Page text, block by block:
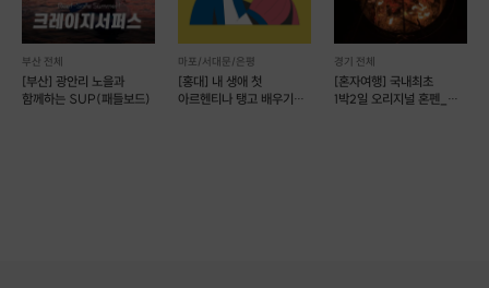
부산 전체
[부산] 광안리 노을과
함께하는 SUP(패들보드)
마포/서대문/은평
[홍대] 내 생애 첫
아르헨티나 탱고 배우기
경기 전체
[혼자여행] 국내최초
1박2일 오리지널 혼펜_